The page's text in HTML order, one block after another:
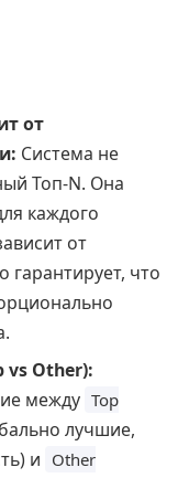
от
Система не
Топ-N. Она
каждого
от
гарантирует, что
vs Other):
между Top
лучшие,
и Other